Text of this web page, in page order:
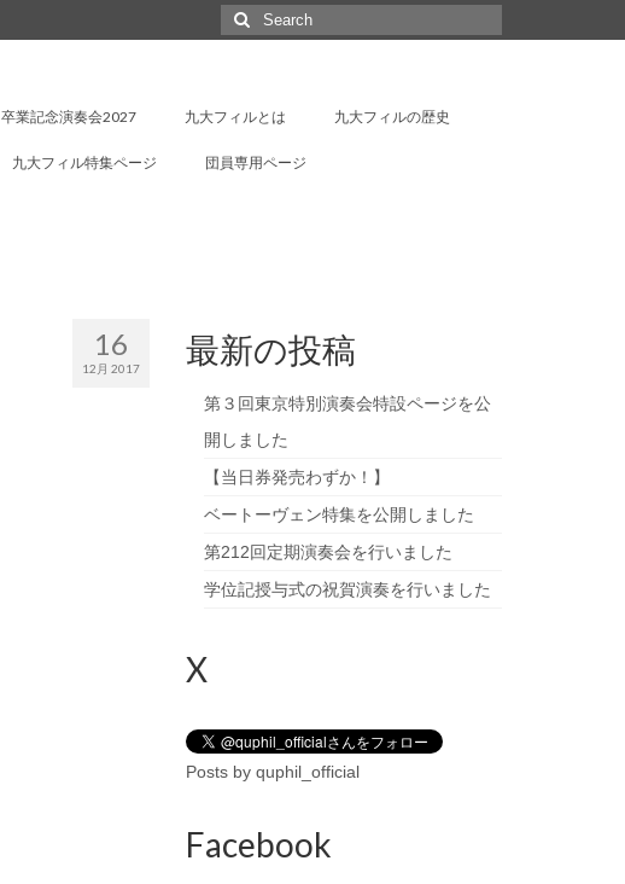
Search
for:
卒業記念演奏会2027 九大フィルとは 九大フィルの歴史
九大フィル特集ページ 団員専用ページ
16
12月 2017 最新の投稿
第３回東京特別演奏会特設ページを公
開しました
【当日券発売わずか！】
ベートーヴェン特集を公開しました
第212回定期演奏会を行いました
学位記授与式の祝賀演奏を行いました
X
Posts by quphil_official
Facebook